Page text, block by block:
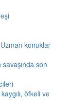
konuklar
son
öfkeli ve